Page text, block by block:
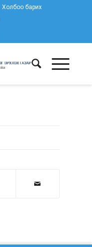
Холбоо барих